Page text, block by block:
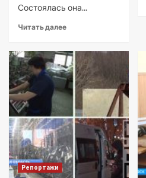
Состоялась она...
Читать далее
Репортажи